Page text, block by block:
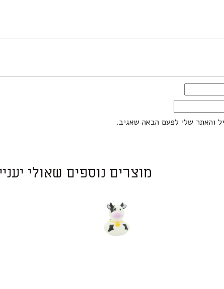
והאתר שלי לפעם הבאה שאגיב.
מוצרים נוספים שאולי